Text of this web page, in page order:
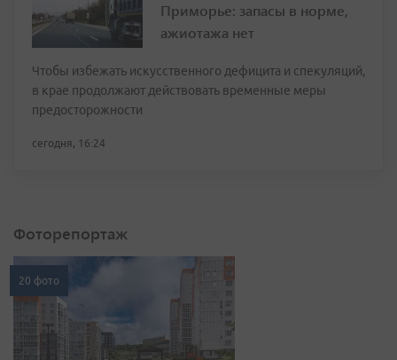
Приморье: запасы в норме,
ажиотажа нет
Чтобы избежать искусственного дефицита и спекуляций,
в крае продолжают действовать временные меры
предосторожности
сегодня, 16:24
Фоторепортаж
20 фото